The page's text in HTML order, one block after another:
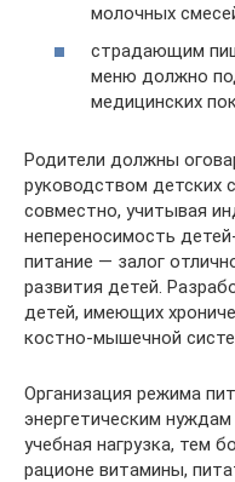
молочных
страдающим
меню должно
медицинских
Родители должны
руководством детских
совместно, учитывая
непереносимость
питание — залог
развития детей.
детей, имеющих
костно-мышечной
Организация режима
энергетическим
учебная нагрузка, тем
рационе витамины,